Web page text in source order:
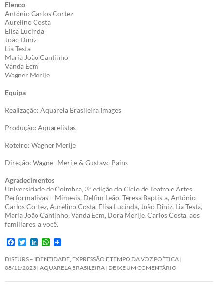
Elenco
António Carlos Cortez
Aurelino Costa
Elisa Lucinda
João Diniz
Lia Testa
Maria João Cantinho
Vanda Ecm
Wagner Merije
Equipa
Realização: Aquarela Brasileira Images
Produção: Aquarelistas
Roteiro: Wagner Merije
Direção: Wagner Merije & Gustavo Pains
Agradecimentos
Universidade de Coimbra, 3.ª edição do Ciclo de Teatro e Artes
Performativas – Mimesis, Delfim Leão, Teresa Baptista, António
Carlos Cortez, Aurelino Costa, Elisa Lucinda, João Diniz, Lia Testa,
Maria João Cantinho, Vanda Ecm, Dora Merije, Carlos Costa, aos
familiares, a você.
F
c
e
b
o
T
i
t
t
e
n
k
e
d
W
a
t
s
A
DISEURS – IDENTIDADE, EXPRESSÃO E TEMPO DA VOZ POÉTICA
08/11/2023 AQUARELA BRASILEIRA DEIXE UM COMENTÁRIO